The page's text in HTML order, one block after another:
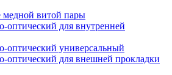
медной витой пары
оптический для внутренней
оптический универсальный
оптический для внешней прокладки